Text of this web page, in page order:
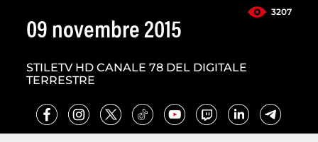
3207
09 novembre 2015
STILETV HD CANALE 78 DEL DIGITALE
TERRESTRE